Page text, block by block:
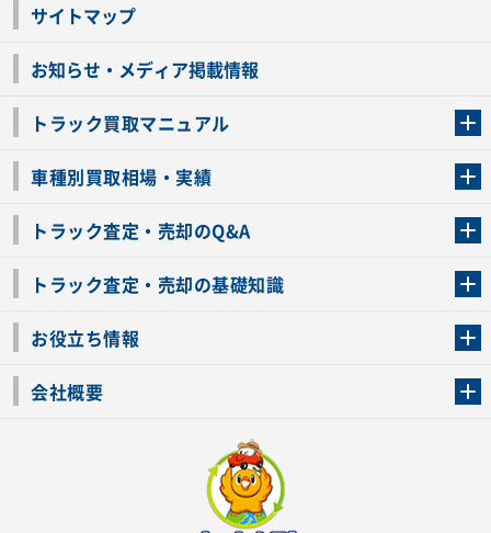
サイトマップ
お知らせ・メディア掲載情報
トラック買取マニュアル
車種別買取相場・実績
トラック査定・売却のQ&A
トラック査定・売却の基礎知識
お役立ち情報
会社概要